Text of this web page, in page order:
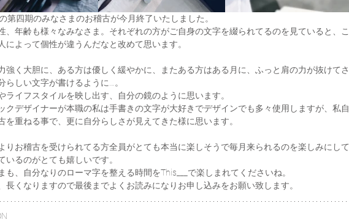
第四期のみなさまのお稽古が今月終了いたしました。
、年齢も様々なみなさま。それぞれの方がご自身の文字を綴られてるのを見ていると、こ
によって個性が違うんだなと改めて思います。
強く大胆に、ある方は優しく緩やかに、またある方はある月に、ふっと肩の力が抜けてさ
らしい文字が書けるように…。
ライフスタイルを映し出す、自分の鏡のように思います。
クデザイナーが本職の私は手書きの文字が大好きでデザインでも多々使用しますが、私自
を重ねる事で、更に自分らしさが見えてきた様に思います。
りお稽古を受けられてる方全員がとても本当に楽しそうで毎月来られるのを楽しみにして
いるのがとても嬉しいです。
も、自分なりのローマ字を整える時間をThis___で楽しまれてくださいね。
長くなりますので最後までよくお読みになりお申し込みをお願い致します。